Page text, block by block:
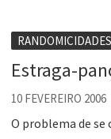
Se queres salvar
Tem que filmar
A construção da
Aprender a
Estraga-
10 FEVEREIRO 2006
O problema de se